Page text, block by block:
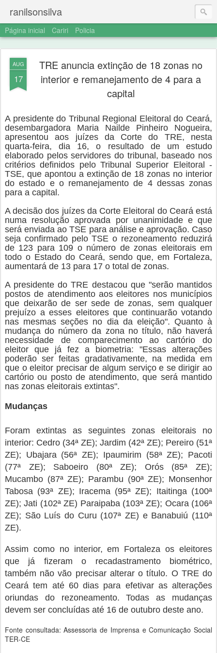
ranilsonsilva
Página inicial Cariri Policia
AUG
17
TRE anuncia extinção de 18 zonas no
interior e remanejamento de 4 para a
capital
A presidente do Tribunal Regional Eleitoral do Ceará,
desembargadora Maria Nailde Pinheiro Nogueira,
apresentou aos juízes da Corte do TRE, nesta
quarta-feira, dia 16, o resultado de um estudo
elaborado pelos servidores do tribunal, baseado nos
critérios definidos pelo Tribunal Superior Eleitoral -
TSE, que apontou a extinção de 18 zonas no interior
do estado e o remanejamento de 4 dessas zonas
para a capital.
A decisão dos juízes da Corte Eleitoral do Ceará está
numa resolução aprovada por unanimidade e que
será enviada ao TSE para análise e aprovação. Caso
seja confirmado pelo TSE o rezoneamento reduzirá
de 123 para 109 o número de zonas eleitorais em
todo o Estado do Ceará, sendo que, em Fortaleza,
aumentará de 13 para 17 o total de zonas.
A presidente do TRE destacou que "serão mantidos
postos de atendimento aos eleitores nos municípios
que deixarão de ser sede de zonas, sem qualquer
prejuízo a esses eleitores que continuarão votando
nas mesmas seções no dia da eleição". Quanto à
mudança do número da zona no título, não haverá
necessidade de comparecimento ao cartório do
eleitor que já fez a biometria: "Essas alterações
poderão ser feitas gradativamente, na medida em
que o eleitor precisar de algum serviço e se dirigir ao
cartório ou posto de atendimento, que será mantido
nas zonas eleitorais extintas".
Mudanças
Foram extintas as seguintes zonas eleitorais no
interior: Cedro (34ª ZE); Jardim (42ª ZE); Pereiro (51ª
ZE); Ubajara (56ª ZE); Ipaumirim (58ª ZE); Pacoti
(77ª ZE); Saboeiro (80ª ZE); Orós (85ª ZE);
Mucambo (87ª ZE); Parambu (90ª ZE); Monsenhor
Tabosa (93ª ZE); Iracema (95ª ZE); Itaitinga (100ª
ZE); Jati (102ª ZE) Paraipaba (103ª ZE); Ocara (106ª
ZE); São Luís do Curu (107ª ZE) e Banabuiú (110ª
ZE).
Assim como no interior, em Fortaleza os eleitores
que já fizeram o recadastramento biométrico,
também não vão precisar alterar o título. O TRE do
Ceará tem até 60 dias para efetivar as alterações
oriundas do rezoneamento. Todas as mudanças
devem ser concluídas até 16 de outubro deste ano.
Fonte consultada: Assessoria de Imprensa e Comunicação Social
TER-CE